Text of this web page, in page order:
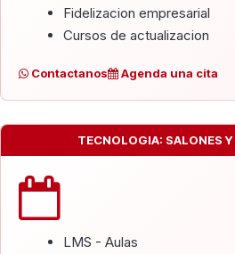
Fidelizacion empresarial
Cursos de actualizacion
Contactanos Agenda una cita
TECNOLOGIA: SALONES Y
LMS - Aulas